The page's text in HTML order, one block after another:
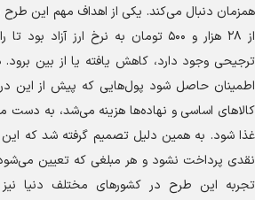
همزمان دنبال می‌کند. یکی از اهداف مهم این
از ۲۸ هزار و ۵۰۰ تومان به نرخ ارز
ترجیحی وجود دارد، کاهش یافته یا از بین
اطمینان حاصل شود پول‌هایی که پیش از این در
کالا‌های اساسی و نهاده‌ها هزینه می‌شد، به دست
غذا شود. به همین دلیل تصمیم گرفته شد که
نقدی پرداخت نشود و هر مبلغی که تعیین می‌شود
تجربه این طرح در کشور‌های مختلف دنیا